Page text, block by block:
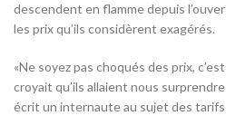
descendent en flamme depuis
les prix qu’ils considèrent exagérés.
«Ne soyez pas choqués des prix,
croyait qu’ils allaient nous
écrit un internaute au sujet des tarifs.